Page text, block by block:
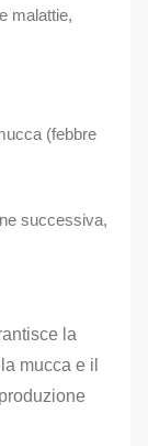
malattie,
(febbre
successiva,
la
mucca e il